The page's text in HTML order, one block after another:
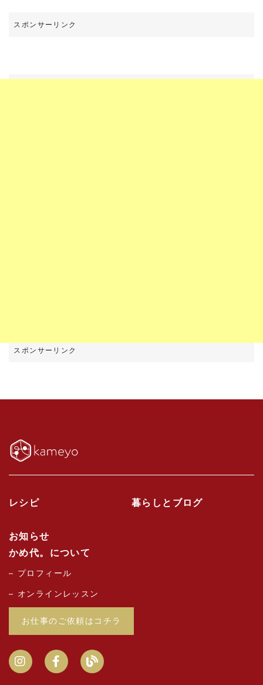
レシピ 暮らしとブログ
お知らせ
かめ代。について
プロフィール
オンラインレッスン
お仕事のご依頼はコチラ